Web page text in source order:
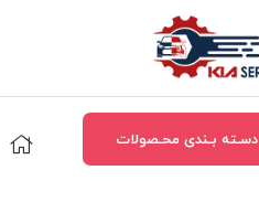
دسـته بـندی محـصولات